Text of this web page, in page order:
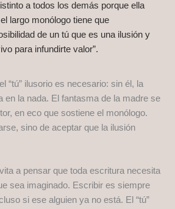
a todos los demás porque ella
largo monólogo tiene que
de un tú que es una ilusión y
para infundirte valor”.
“tú” ilusorio es necesario: sin él, la
en la nada. El fantasma de la madre se
en eco que sostiene el monólogo.
sino de aceptar que la ilusión
a pensar que toda escritura necesita
sea imaginado. Escribir es siempre
si ese alguien ya no está. El “tú”